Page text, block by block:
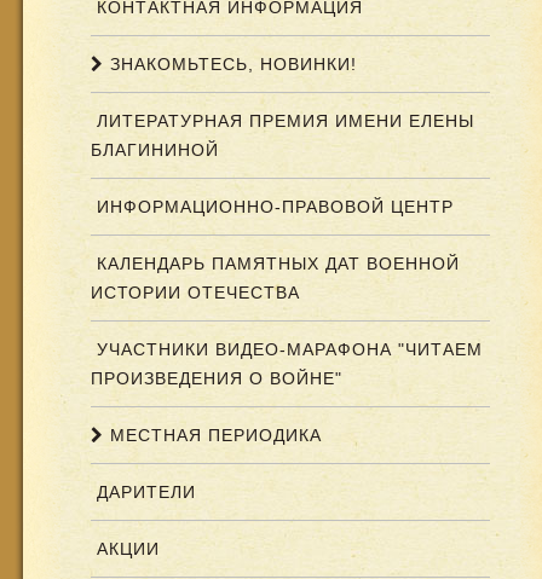
КОНТАКТНАЯ ИНФОРМАЦИЯ
ЗНАКОМЬТЕСЬ, НОВИНКИ!
ЛИТЕРАТУРНАЯ ПРЕМИЯ ИМЕНИ ЕЛЕНЫ
БЛАГИНИНОЙ
ИНФОРМАЦИОННО-ПРАВОВОЙ ЦЕНТР
КАЛЕНДАРЬ ПАМЯТНЫХ ДАТ ВОЕННОЙ
ИСТОРИИ ОТЕЧЕСТВА
УЧАСТНИКИ ВИДЕО-МАРАФОНА "ЧИТАЕМ
ПРОИЗВЕДЕНИЯ О ВОЙНЕ"
МЕСТНАЯ ПЕРИОДИКА
ДАРИТЕЛИ
АКЦИИ